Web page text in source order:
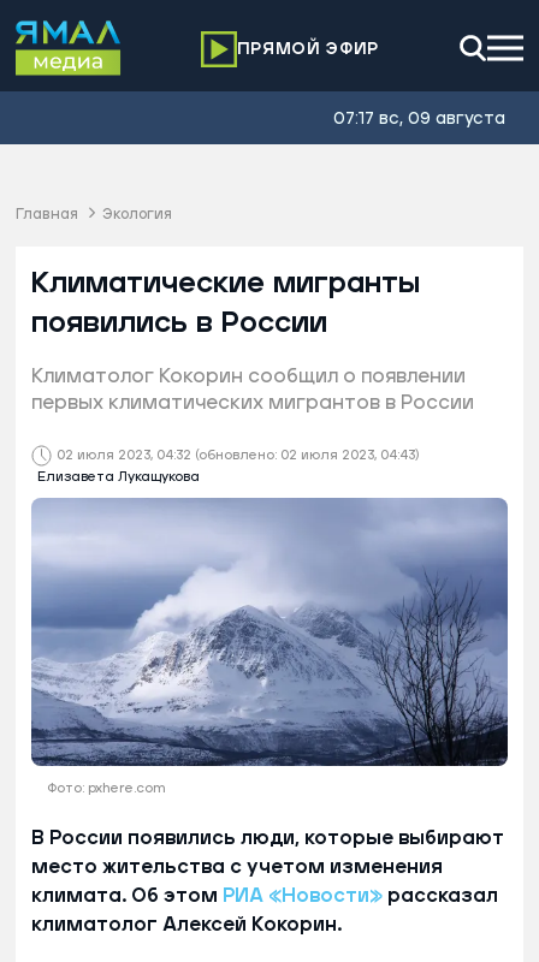
ПРЯМОЙ ЭФИР
07:17 вс, 09 августа
Главная Экология
02 июля 2023, 04:32 (обновлено: 02 июля 2023, 04:43)
Елизавета Лукащукова
Климатические мигранты
появились в России
Климатолог Кокорин сообщил о появлении
первых климатических мигрантов в России
Фото: pxhere.com
В России появились люди, которые выбирают
место жительства с учетом изменения
климата. Об этом РИА «Новости» рассказал
климатолог Алексей Кокорин.